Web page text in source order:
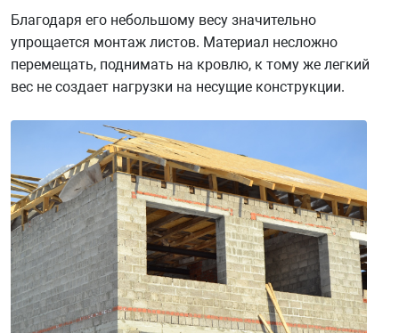
Благодаря его небольшому весу значительно
упрощается монтаж листов. Материал несложно
перемещать, поднимать на кровлю, к тому же легкий
вес не создает нагрузки на несущие конструкции.